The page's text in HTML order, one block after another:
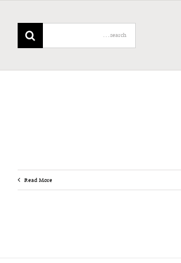
Search
for:
Read More